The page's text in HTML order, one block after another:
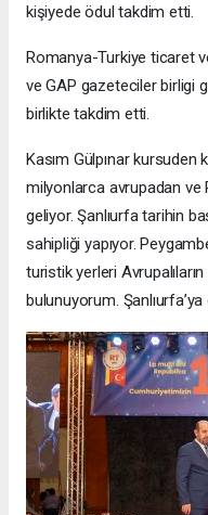
kişiyede ödul takdim etti.
Romanya-Turkiye ticaret
ve GAP gazeteciler birligi
birlikte takdim etti.
Kasım Gülpınar kursuden
milyonlarca avrupadan ve
geliyor. Şanlıurfa tarihin
sahipliği yapıyor.
turistik yerleri
bulunuyorum.